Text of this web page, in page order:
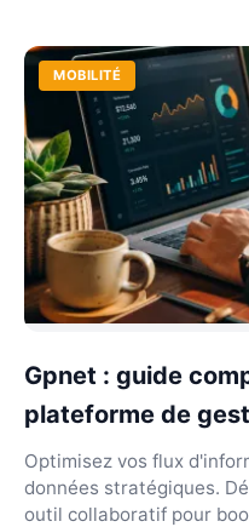
MOBILITÉ
Gpnet : guide
plateforme de
Optimisez vos flux
données stratégiques.
outil collaboratif pour